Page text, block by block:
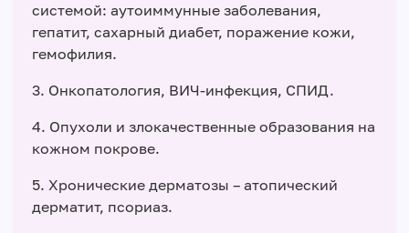
системой: аутоиммунные заболевания,
гепатит, сахарный диабет, поражение кожи,
гемофилия.
3. Онкопатология, ВИЧ-инфекция, СПИД.
4. Опухоли и злокачественные образования на
кожном покрове.
5. Хронические дерматозы – атопический
дерматит, псориаз.